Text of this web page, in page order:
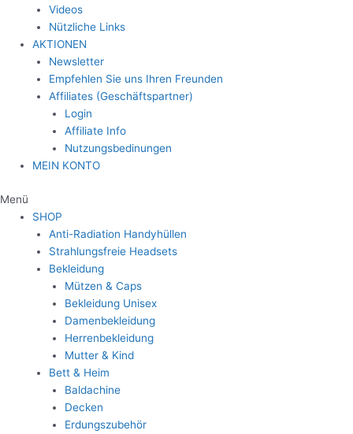
Videos
Nützliche Links
AKTIONEN
Newsletter
Empfehlen Sie uns Ihren Freunden
Affiliates (Geschäftspartner)
Login
Affiliate Info
Nutzungsbedinungen
MEIN KONTO
Menü
SHOP
Anti-Radiation Handyhüllen
Strahlungsfreie Headsets
Bekleidung
Mützen & Caps
Bekleidung Unisex
Damenbekleidung
Herrenbekleidung
Mutter & Kind
Bett & Heim
Baldachine
Decken
Erdungszubehör